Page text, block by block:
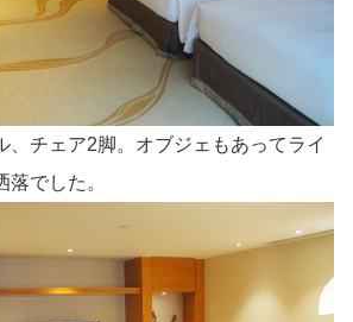
、チェア2脚。オブジェもあってライ
落でした。